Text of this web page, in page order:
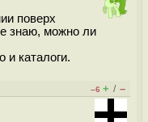
поверх
знаю, можно ли
и каталоги.
–6 + / –